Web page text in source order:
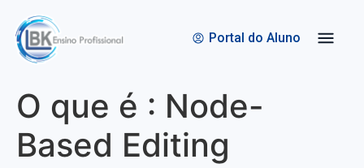
Portal do Aluno
O que é : Node-
Based Editing